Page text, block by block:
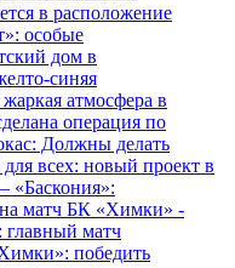
в расположение
особые
дом в
синяя
атмосфера в
операция по
Должны делать
для всех: новый проект в
матч БК «Химки» -
матч
победить